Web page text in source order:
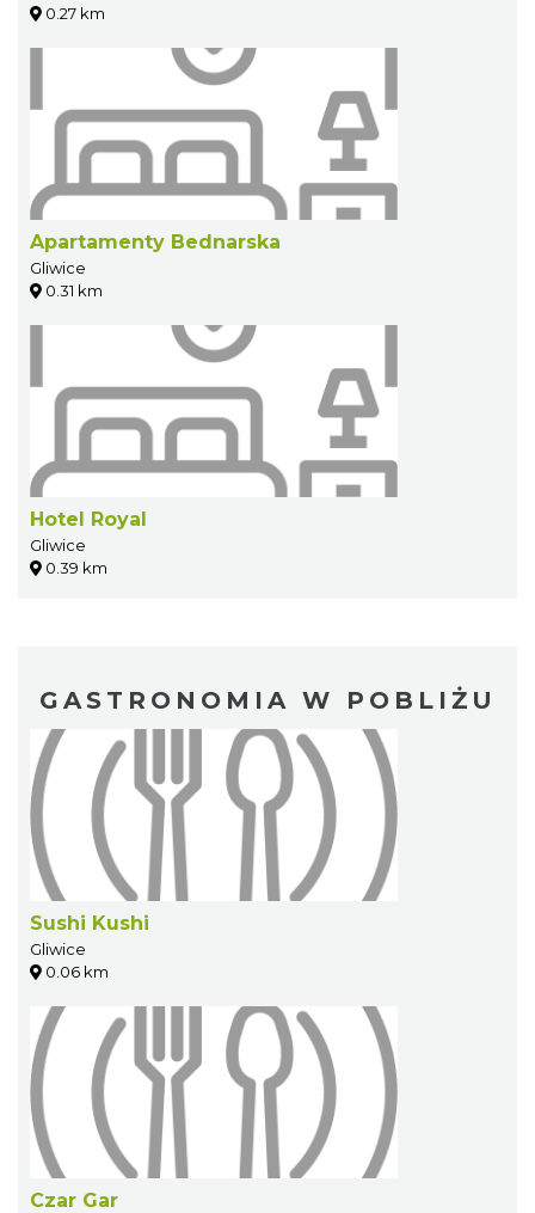
0.27 km
Apartamenty Bednarska
Gliwice
0.31 km
Hotel Royal
Gliwice
0.39 km
GASTRONOMIA W POBLIŻU
Sushi Kushi
Gliwice
0.06 km
Czar Gar